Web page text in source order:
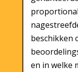
beschikken
en in welke